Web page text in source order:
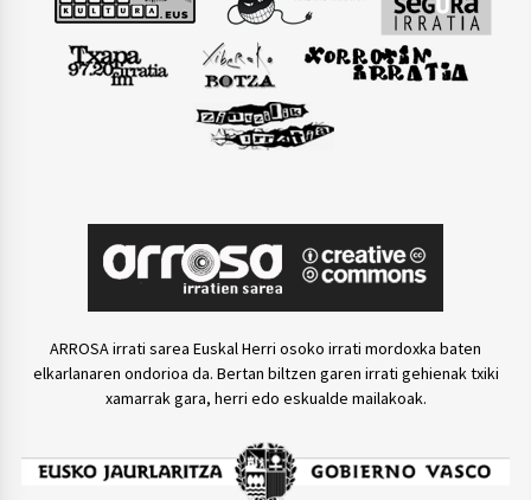
ARROSA irrati sarea Euskal Herri osoko irrati mordoxka baten
elkarlanaren ondorioa da. Bertan biltzen garen irrati gehienak txiki
xamarrak gara, herri edo eskualde mailakoak.